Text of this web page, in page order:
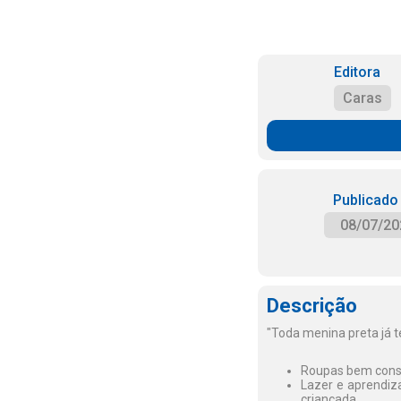
Editora
Caras
08/07/
Descrição
"Toda menina preta já
Roupas bem
Lazer e